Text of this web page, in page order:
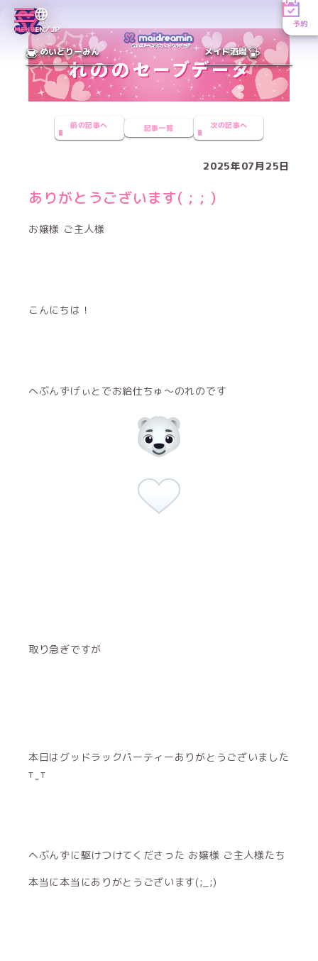
MENUEN／JP
予約
めいどりーみん メイド酒場
前の記事へ 記事一覧 次の記事へ
2025年07月25日
ありがとうございます( ; ; )
お嬢様 ご主人様
こんにちは！
へぶんずげぃとでお給仕ちゅ〜のれのです
取り急ぎですが
本日はグッドラックパーティーありがとうございました
т‪ ̫ т
へぶんずに駆けつけてくださった お嬢様 ご主人様たち
本当に本当にありがとうございます(;_;)